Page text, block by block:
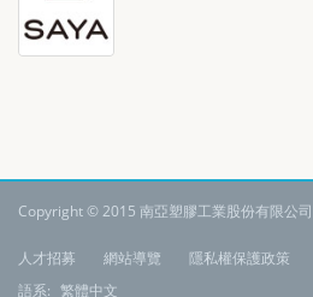
Copyright © 2015 南亞塑膠工業股份有限公
人才招募 網站導覽 隱私權保護政策
語系: 繁體中文